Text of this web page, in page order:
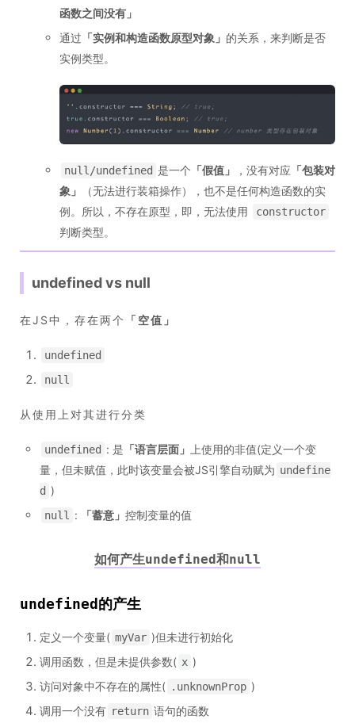
函数之间没有 」
通过 「实例和构造函数原型对象 」 的关系，来判断是否
实例类型。
null/undefined 是一个 「假值 」 ，没有对应 「包装对
象 」
（无法进行装箱操作），也不是任何构造函数的实
例。所以，不存在原型，即，无法使用
constructor
判断类型。
undefined vs null
在JS中，存在两个 「空值 」
undefined
null
从使用上对其进行分类
undefined : 是 「语言层面 」
上使用的非值(定义一个变
量，但未赋值，此时该变量会被JS引擎自动赋为 undefine
d )
null : 「蓄意 」 控制变量的值
如何产生undefined和null
undefined 的产生
定义一个变量( myVar )但未进行初始化
调用函数，但是未提供参数( x )
访问对象中不存在的属性( .unknownProp )
调用一个没有 return 语句的函数